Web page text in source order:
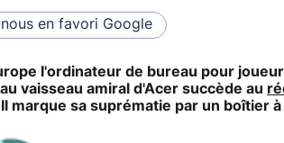
en favori Google
l'ordinateur de bureau pour
vaisseau amiral d'Acer succède au
marque sa suprématie par un boîtier